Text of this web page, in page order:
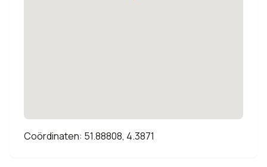
Coördinaten: 51.88808, 4.3871